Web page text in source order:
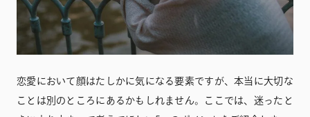
恋愛において顔はたしかに気になる要素ですが、本当に大切な
ことは別のところにあるかもしれません。ここでは、迷ったと